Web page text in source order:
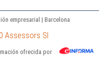
empresarial | Barcelona
Assessors Sl
ofrecida por